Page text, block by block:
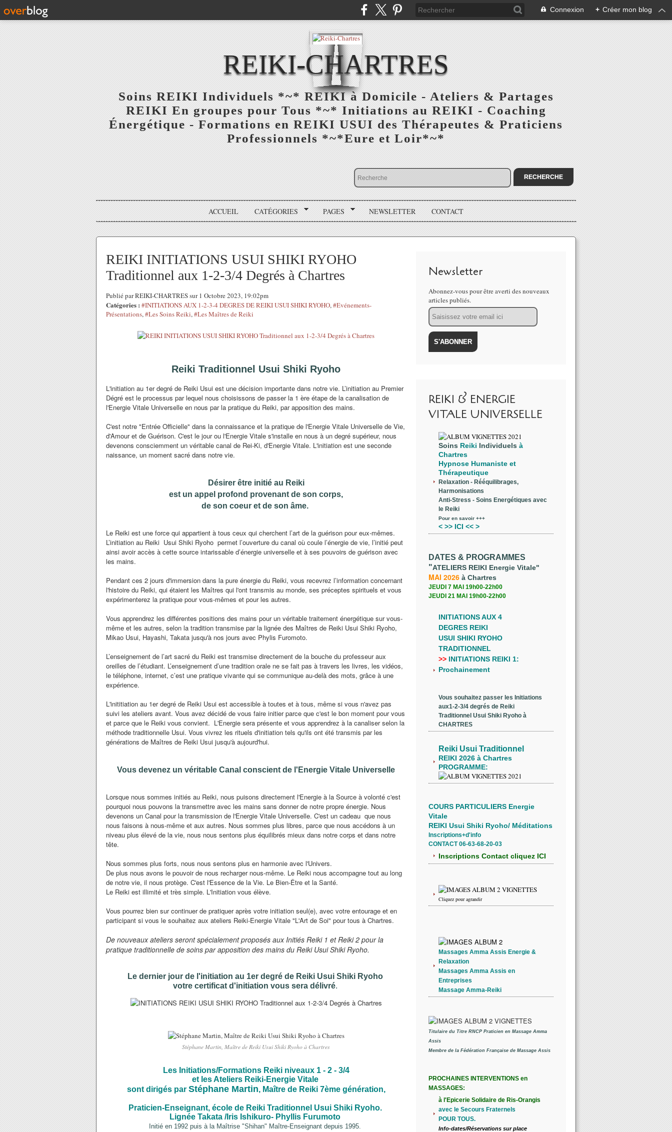
Connexion + Créer mon blog
REIKI-CHARTRES
Soins REIKI Individuels *~* REIKI à Domicile - Ateliers & Partages
REIKI En groupes pour Tous *~* Initiations au REIKI - Coaching
Énergétique - Formations en REIKI USUI des Thérapeutes & Praticiens
Professionnels *~*Eure et Loir*~*
ACCUEIL CATÉGORIES PAGES NEWSLETTER CONTACT
REIKI INITIATIONS USUI SHIKI RYOHO
Traditionnel aux 1-2-3/4 Degrés à Chartres
Publié par REIKI-CHARTRES sur 1 Octobre 2023, 19:02pm
Catégories : #INITIATIONS AUX 1-2-3-4 DEGRES DE REIKI USUI SHIKI RYOHO,#Evénements-
Présentations,#Les Soins Reiki,#Les Maîtres de Reiki
Reiki Traditionnel Usui Shiki Ryoho
L'initiation au 1er degré de Reiki Usui est une décision importante dans notre vie. L’initiation au Premier
Dégré est le processus par lequel nous choisissons de passer la 1 ère étape de la canalisation de
l'Energie Vitale Universelle en nous par la pratique du Reiki, par apposition des mains.
C'est notre "Entrée Officielle" dans la connaissance et la pratique de l'Energie Vitale Universelle de Vie,
d'Amour et de Guérison. C'est le jour ou l'Energie Vitale s'installe en nous à un degré supérieur, nous
devenons consciemment un véritable canal de Rei-Ki, d'Energie Vitale. L'initiation est une seconde
naissance, un moment sacré dans notre vie.
Désirer être initié au Reiki
est un appel profond provenant de son corps,
de son coeur et de son âme.
Le Reiki est une force qui appartient à tous ceux qui cherchent l’art de la guérison pour eux-mêmes.
L’initiation au Reiki Usui Shiki Ryoho permet l’ouverture du canal où coule l’énergie de vie, l’initié peut
ainsi avoir accès à cette source intarissable d’énergie universelle et à ses pouvoirs de guérison avec
les mains.
Pendant ces 2 jours d'immersion dans la pure énergie du Reiki, vous recevrez l’information concernant
l'histoire du Reiki, qui étaient les Maîtres qui l'ont transmis au monde, ses préceptes spirituels et vous
expérimenterez la pratique pour vous-mêmes et pour les autres.
Vous apprendrez les différentes positions des mains pour un véritable traitement énergétique sur vous-
même et les autres, selon la tradition transmise par la lignée des Maîtres de Reiki Usui Shiki Ryoho,
Mikao Usui, Hayashi, Takata jusqu'à nos jours avec Phylis Furomoto.
L’enseignement de l’art sacré du Reiki est transmise directement de la bouche du professeur aux
oreilles de l’étudiant. L’enseignement d’une tradition orale ne se fait pas à travers les livres, les vidéos,
le téléphone, internet, c’est une pratique vivante qui se communique au-delà des mots, grâce à une
expérience.
L'inititiation au 1er degré de Reiki Usui est accessible à toutes et à tous, même si vous n'avez pas
suivi les ateliers avant. Vous avez décidé de vous faire initier parce que c'est le bon moment pour vous
et parce que le Reiki vous convient. L'Energie sera présente et vous apprendrez à la canaliser selon la
méthode traditionnelle Usui. Vous vivrez les rituels d'initiation tels qu'ils ont été transmis par les
générations de Maîtres de Reiki Usui jusqu'à aujourd'hui.
Vous devenez un véritable Canal conscient de l'Energie Vitale Universelle
Lorsque nous sommes initiés au Reiki, nous puisons directement l'Energie à la Source à volonté c'est
pourquoi nous pouvons la transmettre avec les mains sans donner de notre propre énergie. Nous
devenons un Canal pour la transmission de l'Energie Vitale Universelle. C'est un cadeau que nous
nous faisons à nous-même et aux autres. Nous sommes plus libres, parce que nous accédons à un
niveau plus élevé de la vie, nous nous sentons plus équilibrés mieux dans notre corps et dans notre
tête.
Nous sommes plus forts, nous nous sentons plus en harmonie avec l'Univers.
De plus nous avons le pouvoir de nous recharger nous-même. Le Reiki nous accompagne tout au long
de notre vie, il nous protège. C'est l'Essence de la Vie. Le Bien-Être et la Santé.
Le Reiki est illimité et très simple. L'Initiation vous élève.
Vous pourrez bien sur continuer de pratiquer après votre initiation seul(e), avec votre entourage et en
participant si vous le souhaitez aux ateliers Reiki-Energie Vitale "L'Art de Soi" pour tous à Chartres.
De nouveaux ateliers seront spécialement proposés aux Initiés Reiki 1 et Reiki 2 pour la
pratique traditionnelle de soins par apposition des mains du Reiki Usui Shiki Ryoho.
Le dernier jour de l'initiation au 1er degré de Reiki Usui Shiki Ryoho
votre certificat d'initiation vous sera délivré.
Stéphane Martin, Maître de Reiki Usui Shiki Ryoho à Chartres
Les Initiations/Formations Reiki niveaux 1 - 2 - 3/4
et les Ateliers Reiki-Energie Vitale
sont dirigés par Stéphane Martin, Maître de Reiki 7ème génération,
Praticien-Enseignant, école de Reiki Traditionnel Usui Shiki Ryoho.
Lignée Takata /Iris Ishikuro- Phyllis Furumoto
Initié en 1992 puis à la Maîtrise "Shihan" Maître-Enseignant depuis 1995.
Newsletter
Abonnez-vous pour être averti des nouveaux
articles publiés.
Email
REIKI & ENERGIE
VITALE UNIVERSELLE
Soins Reiki Individuels à
Chartres
Hypnose Humaniste et
Thérapeutique
Relaxation - Rééquilibrages,
Harmonisations
Anti-Stress - Soins Energétiques avec
le Reiki
Pour en savoir +++
< >> ICI << >
DATES & PROGRAMMES
"ATELIERS REIKI Energie Vitale"
MAI 2026 à Chartres
JEUDI 7 MAI 19h00-22h00
JEUDI 21 MAI 19h00-22h00
INITIATIONS AUX 4
DEGRES REIKI
USUI SHIKI RYOHO
TRADITIONNEL
>> INITIATIONS REIKI 1:
Prochainement
Vous souhaitez passer les Initiations
aux1-2-3/4 degrés de Reiki
Traditionnel Usui Shiki Ryoho à
CHARTRES
Reiki Usui Traditionnel
REIKI 2026 à Chartres
PROGRAMME:
COURS PARTICULIERS Energie
Vitale
REIKI Usui Shiki Ryoho/ Méditations
Inscriptions+d'info
CONTACT 06-63-68-20-03
Inscriptions Contact cliquez ICI
Cliquez pour agrandir
Massages Amma Assis Energie &
Relaxation
Massages Amma Assis en
Entreprises
Massage Amma-Reiki
Titulaire du Titre RNCP Praticien en Massage Amma
Assis
Membre de la Fédération Française de Massage Assis
PROCHAINES INTERVENTIONS en
MASSAGES:
à l'Epicerie Solidaire de Ris-Orangis
avec le Secours Fraternels
POUR TOUS.
Info-dates/Réservations sur place